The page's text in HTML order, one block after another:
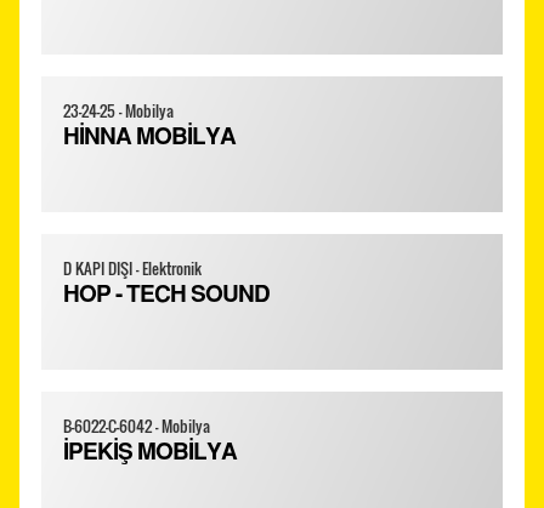
23-24-25 - Mobilya
HİNNA MOBİLYA
D KAPI DIŞI - Elektronik
HOP - TECH SOUND
B-6022-C-6042 - Mobilya
İPEKİŞ MOBİLYA